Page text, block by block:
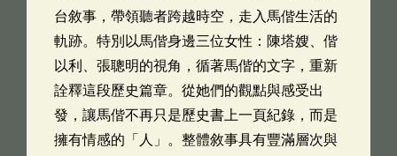
台敘事，帶領聽者跨越時空，走入馬偕生活的
軌跡。特別以馬偕身邊三位女性：陳塔嫂、偕
以利、張聰明的視角，循著馬偕的文字，重新
詮釋這段歷史篇章。從她們的觀點與感受出
發，讓馬偕不再只是歷史書上一頁紀錄，而是
擁有情感的「人」。整體敘事具有豐滿層次與